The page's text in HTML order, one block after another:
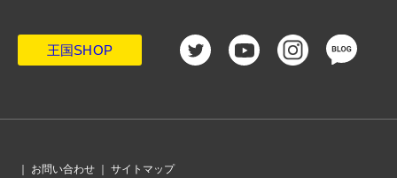
・「正直、決勝のことで頭がいっぱい」いざ悲願の金メダルへ、
日本女子ドイツ戦後のコメント
ドイツにリベンジ許さず。日本女子が3-0勝利で6大会連続の決
勝進出
・トレビアン、フラビアン！ 18歳のコトンがカルデラノをKO、フ
・ちょっと気になる赤いケース。ドーハ大会の王楚欽ラケット破
王国SHOP
｜ お問い合わせ ｜ サイトマップ